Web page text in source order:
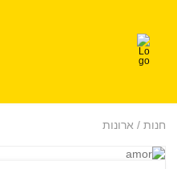
חנות / ארונות